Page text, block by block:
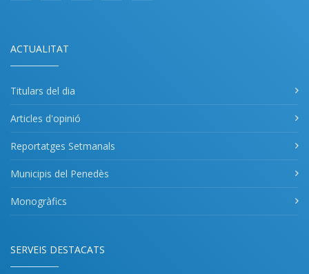
ACTUALITAT
Titulars del dia
Articles d'opinió
Reportatges Setmanals
Municipis del Penedès
Monogràfics
SERVEIS DESTACATS